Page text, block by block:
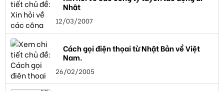
Nhật
12/03/2007
Cách gọi điện thọai từ Nhật Bản về Việt
Nam.
26/02/2005